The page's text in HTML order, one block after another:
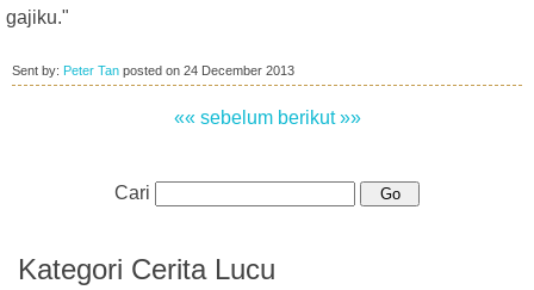
gajiku."
Sent by: Peter Tan posted on 24 December 2013
«« sebelum berikut »»
Cari
Kategori Cerita Lucu